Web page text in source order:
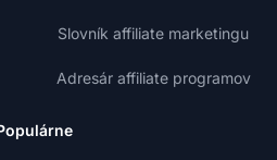
Slovník affiliate marketingu
Adresár affiliate programov